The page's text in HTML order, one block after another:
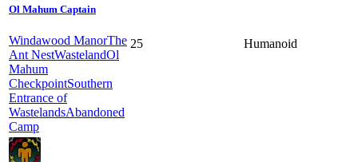
Ol Mahum Captain
Windawood ManorThe
Ant NestWastelandOl
Mahum
CheckpointSouthern
Entrance of
WastelandsAbandoned
Camp
25 Humanoid